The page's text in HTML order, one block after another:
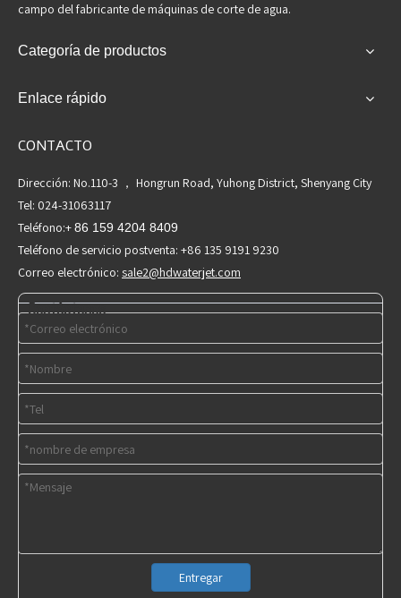
campo del fabricante de máquinas de corte de agua.
Categoría de productos
Enlace rápido
CONTACTO
Dirección: No.110-3 ， Hongrun Road, Yuhong District, Shenyang City
Tel: 024-31063117
Teléfono:+86 159 4204 8409
Teléfono de servicio postventa: +86 135 9191 9230
Correo electrónico: sale2@hdwaterjet.com
Contáctenos
Entregar